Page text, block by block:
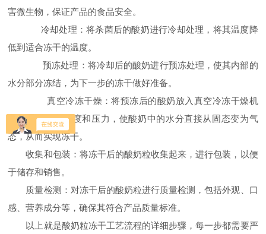
害微生物，保证产品的食品安全。
冷却处理：将杀菌后的酸奶进行冷却处理，将其温度降
低到适合冻干的温度。
预冻处理：将冷却后的酸奶进行预冻处理，使其内部的
水分部分冻结，为下一步的冻干做好准备。
真空冷冻干燥：将预冻后的酸奶放入真空冷冻干燥机
中，通过控制温度和压力，使酸奶中的水分直接从固态变为气
态，从而实现冻干。
收集和包装：将冻干后的酸奶粒收集起来，进行包装，以便
于储存和销售。
质量检测：对冻干后的酸奶粒进行质量检测，包括外观、口
感、营养成分等，确保其符合产品质量标准。
以上就是酸奶粒冻干工艺流程的详细步骤，每一步都需要严